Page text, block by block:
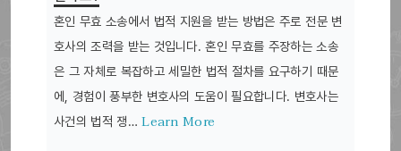
혼인 무효 소송에서 법적 지원을 받는 방법은 주로 전문 변
호사의 조력을 받는 것입니다. 혼인 무효를 주장하는 소송
은 그 자체로 복잡하고 세밀한 법적 절차를 요구하기 때문
에, 경험이 풍부한 변호사의 도움이 필요합니다. 변호사는
사건의 법적 쟁…Learn More